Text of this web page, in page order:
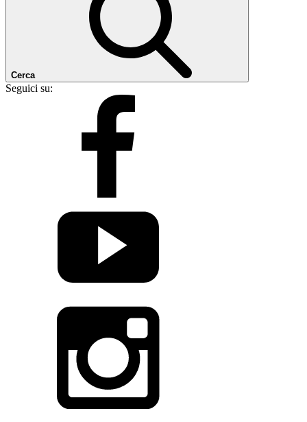
Cerca
Seguici su: